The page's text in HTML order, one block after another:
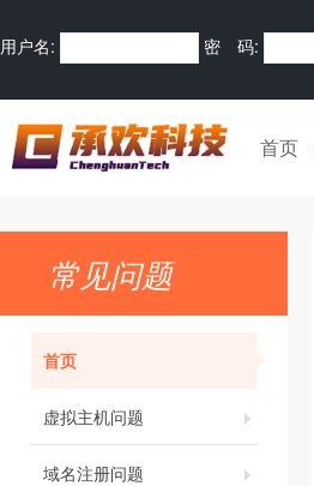
用户名: 密 码:
首页
常见问题
首页
虚拟主机问题
域名注册问题